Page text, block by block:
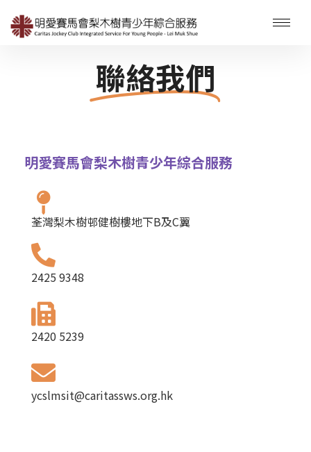
聯絡我們
明愛賽馬會梨木樹青少年綜合服務
荃灣梨木樹邨健樹樓地下B及C翼
2425 9348
2420 5239
ycslmsit@caritassws.org.hk